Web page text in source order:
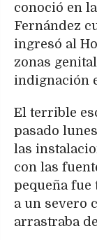
conoció en
Fernández
ingresó al
zonas
indignación
El terrible
pasado
las
con las
pequeña fue
a un severo
arrastraba